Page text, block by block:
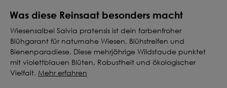
Was diese Reinsaat besonders macht
Wiesensalbei Salvia pratensis ist dein farbenfroher
Blühgarant für naturnahe Wiesen, Blühstreifen und
Bienenparadiese. Diese mehrjährige Wildstaude punktet
mit violettblauen Blüten, Robustheit und ökologischer
Vielfalt. Mehr erfahren